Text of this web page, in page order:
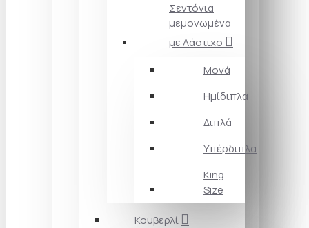
Σεντόνια
μεμονωμένα
με Λάστιχο
Μονά
Ημίδιπλα
Διπλά
Υπέρδιπλα
King
Size
Κουβερλί